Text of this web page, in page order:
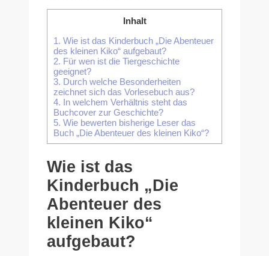
Inhalt
1. Wie ist das Kinderbuch „Die Abenteuer
des kleinen Kiko“ aufgebaut?
2. Für wen ist die Tiergeschichte
geeignet?
3. Durch welche Besonderheiten
zeichnet sich das Vorlesebuch aus?
4. In welchem Verhältnis steht das
Buchcover zur Geschichte?
5. Wie bewerten bisherige Leser das
Buch „Die Abenteuer des kleinen Kiko“?
Wie ist das
Kinderbuch „Die
Abenteuer des
kleinen Kiko“
aufgebaut?